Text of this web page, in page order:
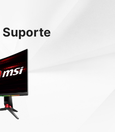
Suporte